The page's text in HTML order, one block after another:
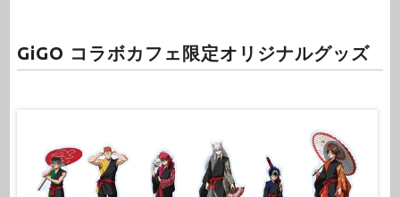
GiGO コラボカフェ限定オリジナルグッズ